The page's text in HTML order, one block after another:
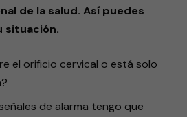
de la salud. Así puedes
situación.
el orificio cervical o está solo
de alarma tengo que